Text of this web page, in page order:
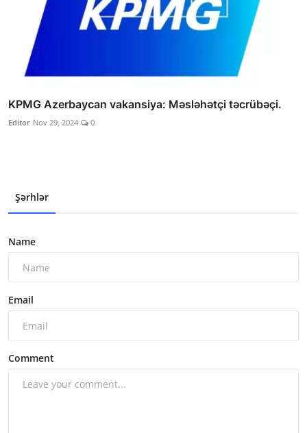
KPMG Azerbaycan vakansiya: Məsləhətçi təcrübəçi.
Editor Nov 29, 2024 0
Şərhlər
Name
Email
Comment